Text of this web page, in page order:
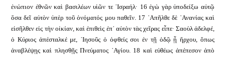
ἐνώπιον ἐθνῶν καὶ βασιλέων υἱῶν τε ᾿Ισραήλ· 16 ἐγὼ γὰρ ὑποδείξω αὐτῷ
ὅσα δεῖ αὐτὸν ὑπὲρ τοῦ ὀνόματός μου παθεῖν. 17 ᾿Απῆλθε δὲ ᾿Ανανίας καὶ
εἰσῆλθεν εἰς τὴν οἰκίαν, καὶ ἐπιθεὶς ἐπ᾿ αὐτὸν τὰς χεῖρας εἶπε· Σαοὺλ ἀδελφέ,
ὁ Κύριος ἀπέσταλκέ με, ᾿Ιησοῦς ὁ ὀφθείς σοι ἐν τῇ ὁδῷ ᾗ ἤρχου, ὅπως
ἀναβλέψῃς καὶ πλησθῇς Πνεύματος ῾Αγίου. 18 καὶ εὐθέως ἀπέπεσον ἀπὸ